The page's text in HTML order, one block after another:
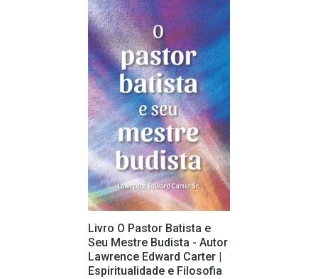
Livro O Pastor Batista e
Seu Mestre Budista - Autor
Lawrence Edward Carter |
Espiritualidade e Filosofia